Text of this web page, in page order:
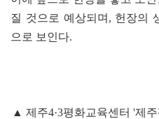
질 것으로 예상되며, 헌장의
으로 보인다.
▲ 제주4·3평화교육센터 '제